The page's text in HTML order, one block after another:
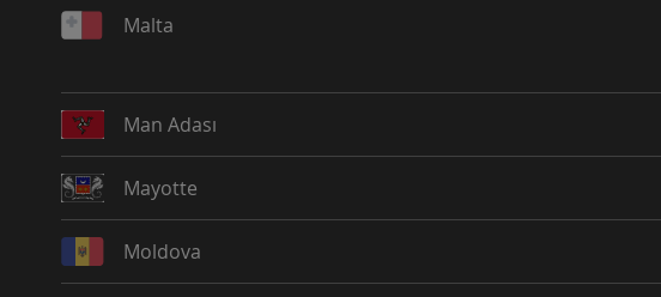
Malta
Man Adası
Mayotte
Moldova